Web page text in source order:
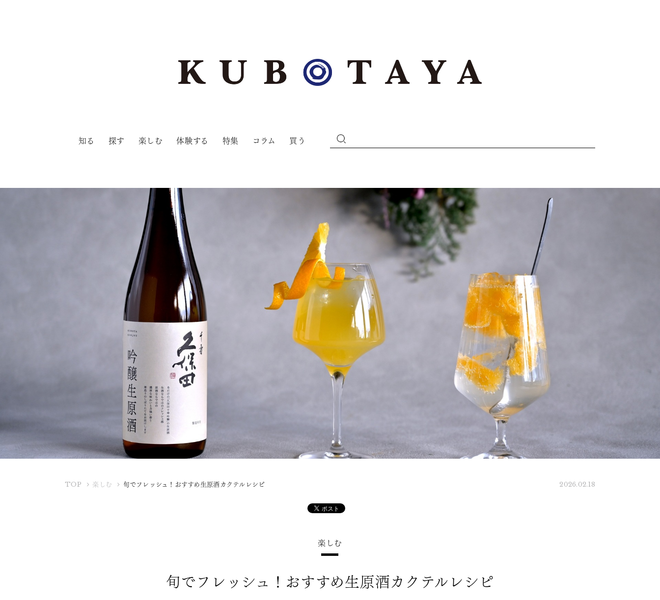
知る 探す 楽しむ 体験する 特集 コラム 買う
TOPK
楽しむ 旬でフレッシュ！おすすめ生原酒カクテルレシピ 2026.02.18
楽しむ
旬でフレッシュ！おすすめ生原酒カクテルレシピ